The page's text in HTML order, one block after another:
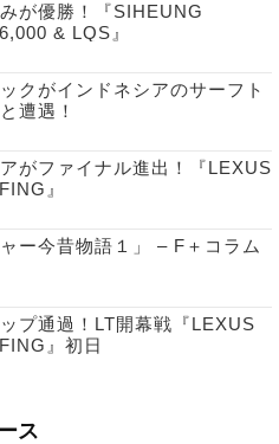
が優勝！『SIHEUNG
& LQS』
クがインドネシアのサーフト
遭遇！
がファイナル進出！『LEXUS
』
ー今昔物語１」 – F＋コラム
プ通過！LT開幕戦『LEXUS
』初日
ス